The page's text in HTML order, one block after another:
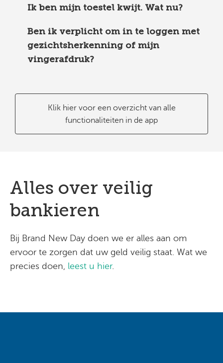
Ik ben mijn toestel kwijt. Wat nu?
Ben ik verplicht om in te loggen met
gezichtsherkenning of mijn
vingerafdruk?
Klik hier voor een overzicht van alle
functionaliteiten in de app
Alles over veilig
bankieren
Bij Brand New Day doen we er alles aan om
ervoor te zorgen dat uw geld veilig staat. Wat we
precies doen, leest u hier.